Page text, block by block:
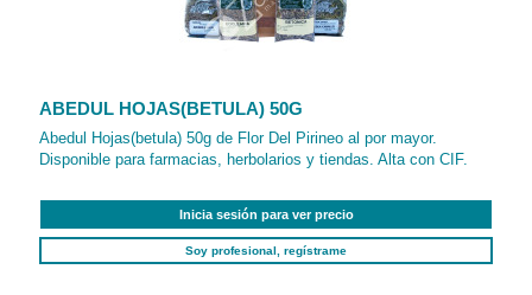
ABEDUL HOJAS(BETULA) 50G
Abedul Hojas(betula) 50g de Flor Del Pirineo al por mayor.
Disponible para farmacias, herbolarios y tiendas. Alta con CIF.
Inicia sesión para ver precio
Soy profesional, regístrame